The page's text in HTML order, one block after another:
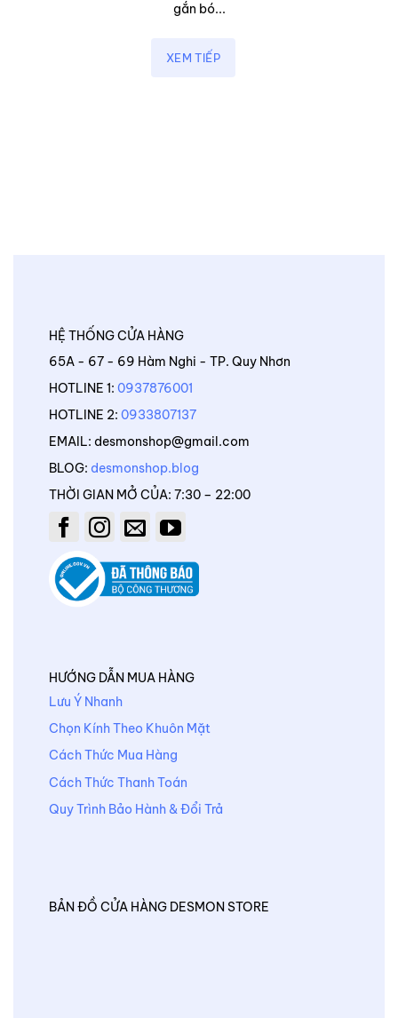
gắn bó...
XEM TIẾP
HỆ THỐNG CỬA HÀNG
65A - 67 - 69 Hàm Nghi - TP. Quy Nhơn
HOTLINE 1: 0937876001
HOTLINE 2: 0933807137
EMAIL: desmonshop@gmail.com
BLOG: desmonshop.blog
THỜI GIAN MỞ CỦA: 7:30 – 22:00
HƯỚNG DẪN MUA HÀNG
Lưu Ý Nhanh
Chọn Kính Theo Khuôn Mặt
Cách Thức Mua Hàng
Cách Thức Thanh Toán
Quy Trình Bảo Hành & Đổi Trả
BẢN ĐỒ CỬA HÀNG DESMON STORE